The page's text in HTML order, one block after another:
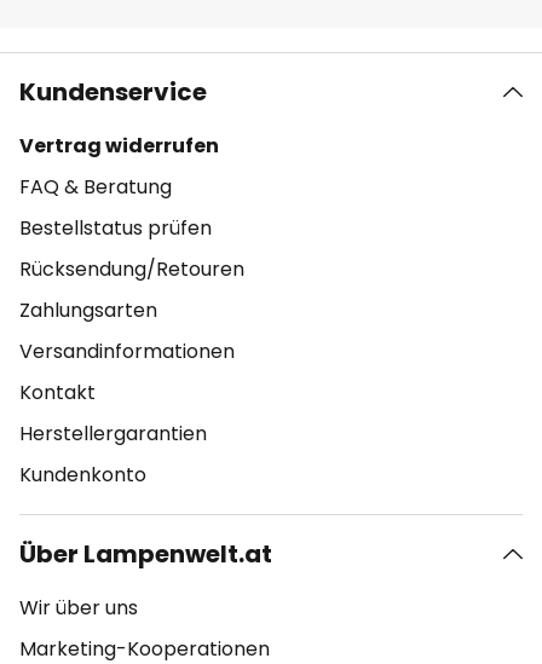
Kundenservice
Vertrag widerrufen
FAQ & Beratung
Bestellstatus prüfen
Rücksendung/Retouren
Zahlungsarten
Versandinformationen
Kontakt
Herstellergarantien
Kundenkonto
Über Lampenwelt.at
Wir über uns
Marketing-Kooperationen